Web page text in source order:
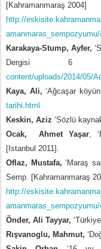
[Kahramanmaraş 2004]
http://
Karakaya-Stump, Ayfer,
Dergisi 6
content/uploads/2014/05/
Kaya, Ali, ‘Ağcaşar
tarihi.html
Keskin, Aziz ‘Sözlü
Ocak, Ahmet Yaşar,
[Istanbul 2011].
Oflaz, Mustafa, ‘Maraş
Semp. [Kahramanmaraş
http://
Önder, Ali Tayyar,
Rışvanoglu, Mahmut,